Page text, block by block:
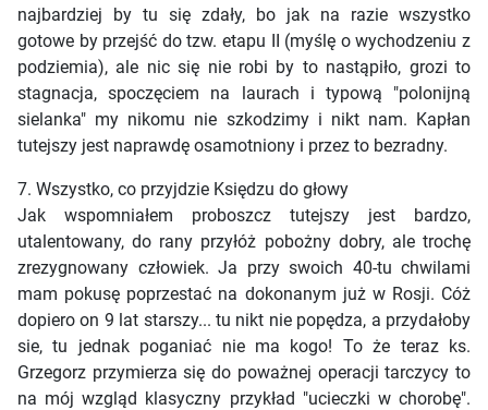
najbardziej by tu się zdały, bo jak na razie wszystko
gotowe by przejść do tzw. etapu II (myślę o wychodzeniu z
podziemia), ale nic się nie robi by to nastąpiło, grozi to
stagnacja, spoczęciem na laurach i typową "polonijną
sielanka" my nikomu nie szkodzimy i nikt nam. Kapłan
tutejszy jest naprawdę osamotniony i przez to bezradny.
7. Wszystko, co przyjdzie Księdzu do głowy
Jak wspomniałem proboszcz tutejszy jest bardzo,
utalentowany, do rany przyłóż pobożny dobry, ale trochę
zrezygnowany człowiek. Ja przy swoich 40-tu chwilami
mam pokusę poprzestać na dokonanym już w Rosji. Cóż
dopiero on 9 lat starszy... tu nikt nie popędza, a przydałoby
sie, tu jednak poganiać nie ma kogo! To że teraz ks.
Grzegorz przymierza się do poważnej operacji tarczycy to
na mój wzgląd klasyczny przykład "ucieczki w chorobę".